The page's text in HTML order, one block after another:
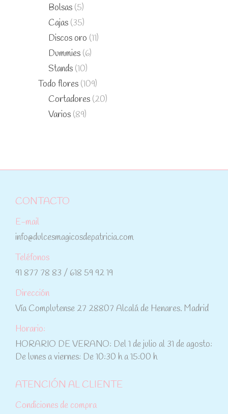
Bolsas (5)
Cajas (35)
Discos oro (11)
Dummies (6)
Stands (10)
Todo flores (109)
Cortadores (20)
Varios (89)
CONTACTO
E-mail
info@dulcesmagicosdepatricia.com
Teléfonos
91 877 78 83 / 618 59 92 19
Dirección
Vía Complutense 27 28807 Alcalá de Henares. Madrid
Horario:
HORARIO DE VERANO: Del 1 de julio al 31 de agosto:
De lunes a viernes: De 10:30 h a 15:00 h
ATENCIÓN AL CLIENTE
Condiciones de compra